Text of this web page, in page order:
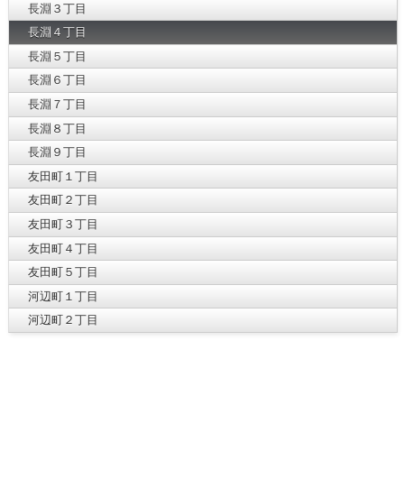
長淵３丁目
長淵４丁目
長淵５丁目
長淵６丁目
長淵７丁目
長淵８丁目
長淵９丁目
友田町１丁目
友田町２丁目
友田町３丁目
友田町４丁目
友田町５丁目
河辺町１丁目
河辺町２丁目